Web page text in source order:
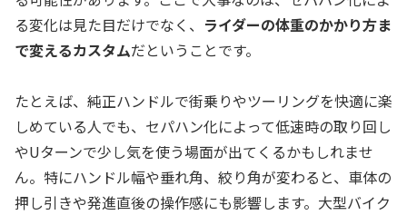
る変化は見た目だけでなく、 ライダーの体重のかかり方ま
で変えるカスタムだということです。
たとえば、純正ハンドルで街乗りやツーリングを快適に楽
しめている人でも、セパハン化によって低速時の取り回し
やUターンで少し気を使う場面が出てくるかもしれませ
ん。特にハンドル幅や垂れ角、絞り角が変わると、車体の
押し引きや発進直後の操作感にも影響します。大型バイク